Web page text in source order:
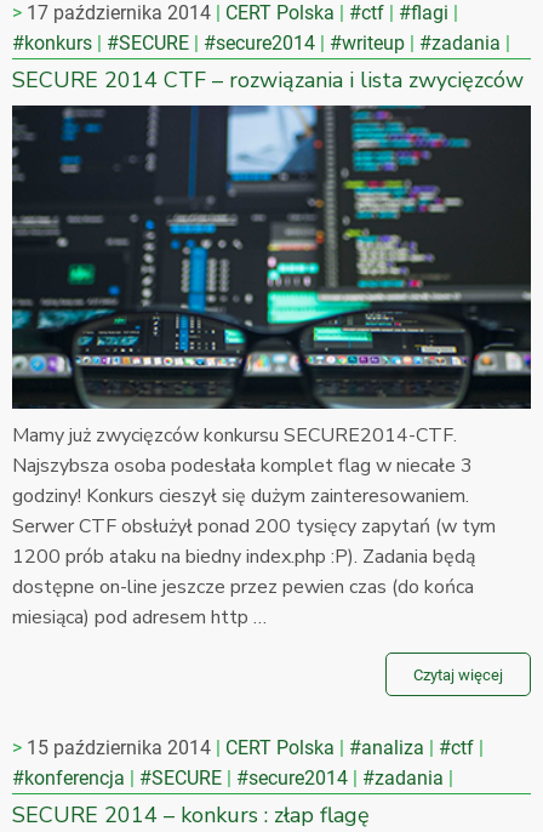
17 października 2014 CERT Polska #ctf
#flagi
#konkurs
#SECURE #secure2014 #writeup #zadania
SECURE 2014 CTF – rozwiązania i lista zwycięzców
Mamy już zwycięzców konkursu SECURE2014-CTF.
Najszybsza osoba podesłała komplet flag w niecałe 3
godziny! Konkurs cieszył się dużym zainteresowaniem.
Serwer CTF obsłużył ponad 200 tysięcy zapytań (w tym
1200 prób ataku na biedny index.php :P). Zadania będą
dostępne on-line jeszcze przez pewien czas (do końca
miesiąca) pod adresem http …
Czytaj więcej
15 października 2014 CERT Polska #analiza
#ctf
#konferencja
#SECURE #secure2014 #zadania
SECURE 2014 – konkurs : złap flagę